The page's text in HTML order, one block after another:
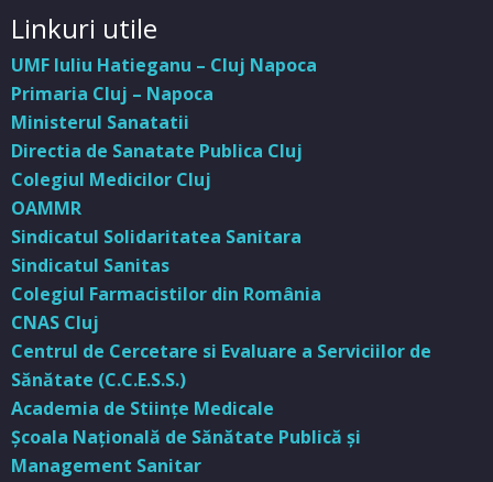
Linkuri utile
UMF Iuliu Hatieganu – Cluj Napoca
Primaria Cluj – Napoca
Ministerul Sanatatii
Directia de Sanatate Publica Cluj
Colegiul Medicilor Cluj
OAMMR
Sindicatul Solidaritatea Sanitara
Sindicatul Sanitas
Colegiul Farmacistilor din România
CNAS Cluj
Centrul de Cercetare si Evaluare a Serviciilor de
Sănătate (C.C.E.S.S.)
Academia de Stiinţe Medicale
Şcoala Naţională de Sănătate Publică şi
Management Sanitar